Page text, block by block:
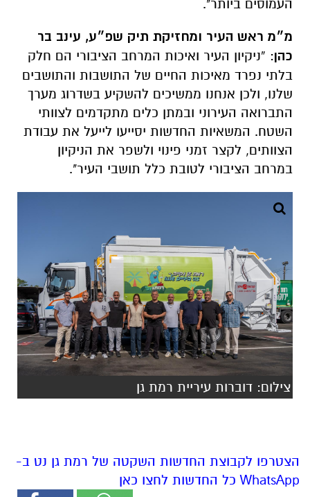
העמוסים ביותר".
מ״מ ראש העיר ומחזיקת תיק שפ״ע, עינב בר
כהן: “ניקיון העיר ואיכות המרחב הציבורי הם חלק
בלתי נפרד מאיכות החיים של התושבות והתושבים
שלנו, ולכן אנחנו ממשיכים להשקיע בשדרוג מערך
התברואה העירוני ובמתן כלים מתקדמים לצוותי
השטח. המשאיות החדשות יסייעו לייעל את עבודת
הצוותים, לקצר זמני פינוי ולשפר את הניקיון
במרחב הציבורי לטובת כלל תושבי העיר".
צילום: דוברות עיריית רמת גן
הצטרפו לקבוצת החדשות השקטה של רמת גן נט ב-
WhatsApp כל החדשות לחצו כאן